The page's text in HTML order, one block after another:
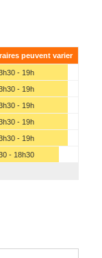
peuvent varier
- 19h
- 19h
- 19h
- 19h
- 19h
- 18h30